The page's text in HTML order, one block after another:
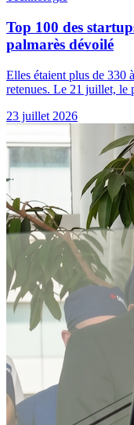
Top 100 des
palmarès dévoilé
Elles étaient plus de 330
retenues. Le 21 juillet, le
23 juillet 2026